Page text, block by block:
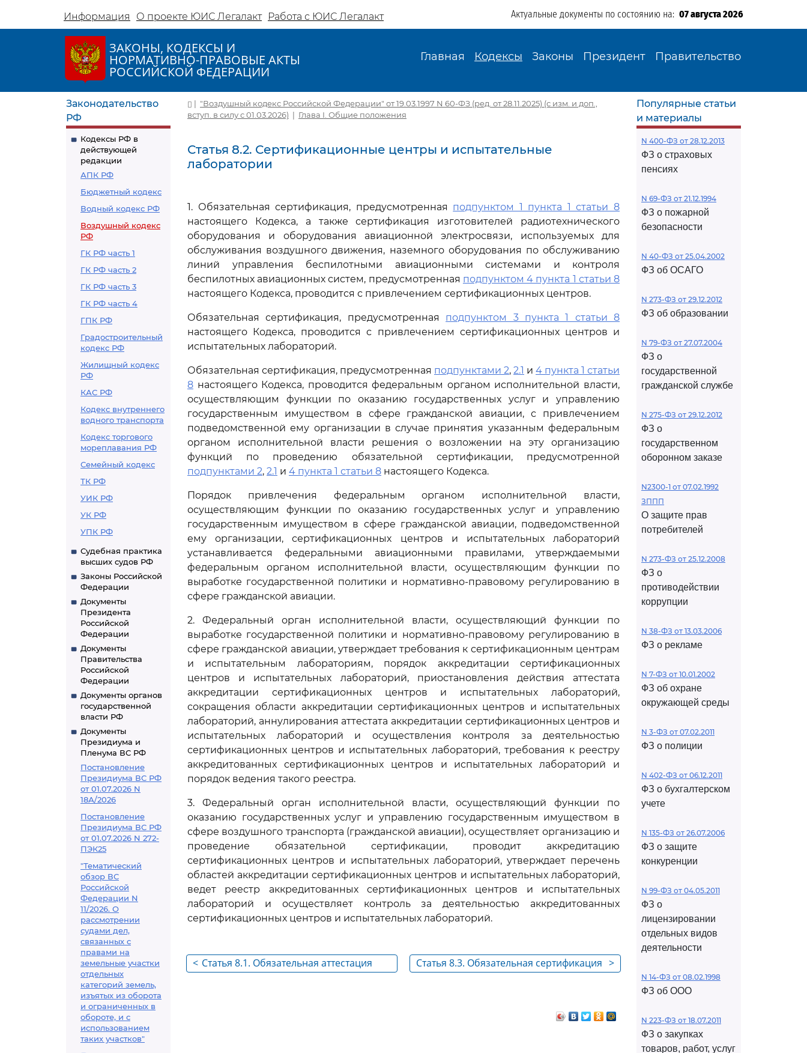
Информация О проекте ЮИС Легалакт Работа с ЮИС Легалакт Актуальные документы по состоянию на: 07 августа 2026
ЗАКОНЫ, КОДЕКСЫ И
НОРМАТИВНО-ПРАВОВЫЕ АКТЫ
РОССИЙСКОЙ ФЕДЕРАЦИИ
Главная Кодексы Законы Президент Правительство
Законодательство
РФ
Кодексы РФ в
действующей
редакции
АПК РФ
Бюджетный кодекс
Водный кодекс РФ
Воздушный кодекс
РФ
ГК РФ часть 1
ГК РФ часть 2
ГК РФ часть 3
ГК РФ часть 4
ГПК РФ
Градостроительный
кодекс РФ
Жилищный кодекс
РФ
КАС РФ
Кодекс внутреннего
водного транспорта
Кодекс торгового
мореплавания РФ
Семейный кодекс
ТК РФ
УИК РФ
УК РФ
УПК РФ
Судебная практика
высших судов РФ
Законы Российской
Федерации
Документы
Президента
Российской
Федерации
Документы
Правительства
Российской
Федерации
Документы органов
государственной
власти РФ
Документы
Президиума и
Пленума ВС РФ
Постановление
Президиума ВС РФ
от 01.07.2026 N
18А/2026
Постановление
Президиума ВС РФ
от 01.07.2026 N 272-
ПЭК25
"Тематический
обзор ВС
Российской
Федерации N
11/2026. О
рассмотрении
судами дел,
связанных с
правами на
земельные участки
отдельных
категорий земель,
изъятых из оборота
и ограниченных в
обороте, и с
использованием
таких участков"
| "Воздушный кодекс Российской Федерации" от 19.03.1997 N 60-ФЗ (ред. от 28.11.2025) (с изм. и доп.,
вступ. в силу с 01.03.2026) | Глава I. Общие положения
Статья 8.2. Сертификационные центры и испытательные
лаборатории
1. Обязательная сертификация, предусмотренная подпунктом 1 пункта 1 статьи 8
настоящего Кодекса, а также сертификация изготовителей радиотехнического
оборудования и оборудования авиационной электросвязи, используемых для
обслуживания воздушного движения, наземного оборудования по обслуживанию
линий управления беспилотными авиационными системами и контроля
беспилотных авиационных систем, предусмотренная подпунктом 4 пункта 1 статьи 8
настоящего Кодекса, проводится с привлечением сертификационных центров.
Обязательная сертификация, предусмотренная подпунктом 3 пункта 1 статьи 8
настоящего Кодекса, проводится с привлечением сертификационных центров и
испытательных лабораторий.
Обязательная сертификация, предусмотренная подпунктами 2, 2.1 и 4 пункта 1 статьи
8 настоящего Кодекса, проводится федеральным органом исполнительной власти,
осуществляющим функции по оказанию государственных услуг и управлению
государственным имуществом в сфере гражданской авиации, с привлечением
подведомственной ему организации в случае принятия указанным федеральным
органом исполнительной власти решения о возложении на эту организацию
функций по проведению обязательной сертификации, предусмотренной
подпунктами 2, 2.1 и 4 пункта 1 статьи 8 настоящего Кодекса.
Порядок привлечения федеральным органом исполнительной власти,
осуществляющим функции по оказанию государственных услуг и управлению
государственным имуществом в сфере гражданской авиации, подведомственной
ему организации, сертификационных центров и испытательных лабораторий
устанавливается федеральными авиационными правилами, утверждаемыми
федеральным органом исполнительной власти, осуществляющим функции по
выработке государственной политики и нормативно-правовому регулированию в
сфере гражданской авиации.
2. Федеральный орган исполнительной власти, осуществляющий функции по
выработке государственной политики и нормативно-правовому регулированию в
сфере гражданской авиации, утверждает требования к сертификационным центрам
и испытательным лабораториям, порядок аккредитации сертификационных
центров и испытательных лабораторий, приостановления действия аттестата
аккредитации сертификационных центров и испытательных лабораторий,
сокращения области аккредитации сертификационных центров и испытательных
лабораторий, аннулирования аттестата аккредитации сертификационных центров и
испытательных лабораторий и осуществления контроля за деятельностью
сертификационных центров и испытательных лабораторий, требования к реестру
аккредитованных сертификационных центров и испытательных лабораторий и
порядок ведения такого реестра.
3. Федеральный орган исполнительной власти, осуществляющий функции по
оказанию государственных услуг и управлению государственным имуществом в
сфере воздушного транспорта (гражданской авиации), осуществляет организацию и
проведение обязательной сертификации, проводит аккредитацию
сертификационных центров и испытательных лабораторий, утверждает перечень
областей аккредитации сертификационных центров и испытательных лабораторий,
ведет реестр аккредитованных сертификационных центров и испытательных
лабораторий и осуществляет контроль за деятельностью аккредитованных
сертификационных центров и испытательных лабораторий.
< Статья 8.1. Обязательная аттестация
>
Статья 8.3. Обязательная сертификация
сертифицированных аэродромах,
предназначенных для взлета, посадки,
Популярные статьи
и материалы
N 400-ФЗ от 28.12.2013
ФЗ о страховых
пенсиях
N 69-ФЗ от 21.12.1994
ФЗ о пожарной
безопасности
N 40-ФЗ от 25.04.2002
ФЗ об ОСАГО
N 273-ФЗ от 29.12.2012
ФЗ об образовании
N 79-ФЗ от 27.07.2004
ФЗ о
государственной
гражданской службе
N 275-ФЗ от 29.12.2012
ФЗ о
государственном
оборонном заказе
N2300-1 от 07.02.1992
ЗППП
О защите прав
потребителей
N 273-ФЗ от 25.12.2008
ФЗ о
противодействии
коррупции
N 38-ФЗ от 13.03.2006
ФЗ о рекламе
N 7-ФЗ от 10.01.2002
ФЗ об охране
окружающей среды
N 3-ФЗ от 07.02.2011
ФЗ о полиции
N 402-ФЗ от 06.12.2011
ФЗ о бухгалтерском
учете
N 135-ФЗ от 26.07.2006
ФЗ о защите
конкуренции
N 99-ФЗ от 04.05.2011
ФЗ о
лицензировании
отдельных видов
деятельности
N 14-ФЗ от 08.02.1998
ФЗ об ООО
N 223-ФЗ от 18.07.2011
ФЗ о закупках
товаров, работ, услуг